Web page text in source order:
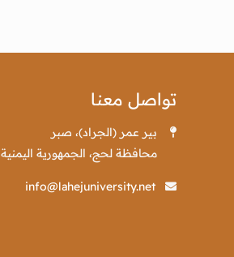
تواصل معنا
بير عمر (الجراد)، صبر
محافظة لحج، الجمهورية اليمنية
info@lahejuniversity.net